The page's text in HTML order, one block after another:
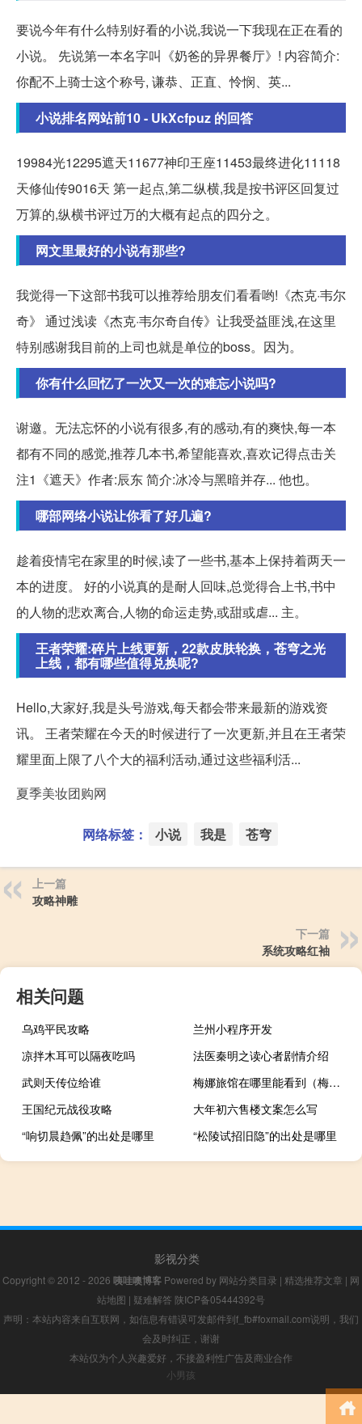
要说今年有什么特别好看的小说,我说一下我现在正在看的
小说。 先说第一本名字叫《奶爸的异界餐厅》! 内容简介:
你配不上骑士这个称号, 谦恭、正直、怜悯、英...
小说排名网站前10 - UkXcfpuz 的回答
19984光12295遮天11677神印王座11453最终进化11118
天修仙传9016天 第一起点,第二纵横,我是按书评区回复过
万算的,纵横书评过万的大概有起点的四分之。
网文里最好的小说有那些?
我觉得一下这部书我可以推荐给朋友们看看哟!《杰克·韦尔
奇》 通过浅读《杰克·韦尔奇自传》让我受益匪浅,在这里
特别感谢我目前的上司也就是单位的boss。因为。
你有什么回忆了一次又一次的难忘小说吗?
谢邀。无法忘怀的小说有很多,有的感动,有的爽快,每一本
都有不同的感觉,推荐几本书,希望能喜欢,喜欢记得点击关
注1《遮天》作者:辰东 简介:冰冷与黑暗并存... 他也。
哪部网络小说让你看了好几遍?
趁着疫情宅在家里的时候,读了一些书,基本上保持着两天一
本的进度。 好的小说真的是耐人回味,总觉得合上书,书中
的人物的悲欢离合,人物的命运走势,或甜或虐... 主。
王者荣耀:碎片上线更新，22款皮肤轮换，苍穹之光
上线，都有哪些值得兑换呢?
Hello,大家好,我是头号游戏,每天都会带来最新的游戏资
讯。 王者荣耀在今天的时候进行了一次更新,并且在王者荣
耀里面上限了八个大的福利活动,通过这些福利活...
夏季美妆团购网
网络标签： 小说 我是 苍穹
上一篇
攻略神雕
下一篇
系统攻略红袖
相关问题
乌鸡平民攻略
兰州小程序开发
凉拌木耳可以隔夜吃吗
法医秦明之读心者剧情介绍
武则天传位给谁
梅娜旅馆在哪里能看到（梅娜旅馆整版土豆）
王国纪元战役攻略
大年初六售楼文案怎么写
“响切晨趋佩”的出处是哪里
“松陵试招旧隐”的出处是哪里
影视分类
Copyright © 2012 - 2026 咦哇噢博客 Powered by 网站分类目录 | 精选推荐文章 | 网
站地图 | 疑难解答 陕ICP备05444392号
声明：本站内容来自互联网，如信息有错误可发邮件到f_fb#foxmail.com说明，我们
会及时纠正，谢谢
本站仅为个人兴趣爱好，不接盈利性广告及商业合作
小男孩